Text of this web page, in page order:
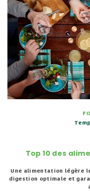
Top 10 des
Une alimentation légère
digestion optimale et